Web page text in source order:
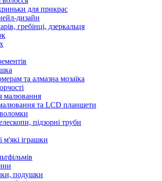
для прикрас
дизайн
гребінці, дзеркальця
та алмазна мозаїка
малювання
та LCD планшети
підзорні труби
м'які іграшки
подушки